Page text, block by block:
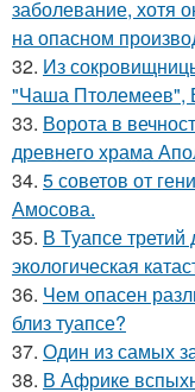
заболевание, хотя
на опасном
32. Из
"Чаша Птолемеев",
33. Ворота в
древнего храма
34. 5 советов от
Амосова.
35. В Туапсе
экологическая
36. Чем опасен
близ туапсе?
37. Один из самых
38. В Африке